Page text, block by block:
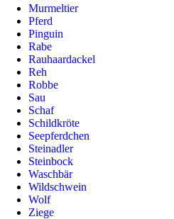
Murmeltier
Pferd
Pinguin
Rabe
Rauhaardackel
Reh
Robbe
Sau
Schaf
Schildkröte
Seepferdchen
Steinadler
Steinbock
Waschbär
Wildschwein
Wolf
Ziege